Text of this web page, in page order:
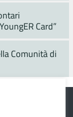
Card”
Comunità di